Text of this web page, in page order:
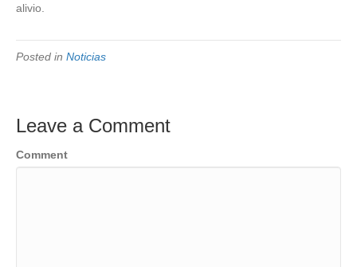
alivio.
Posted in Noticias
Leave a Comment
Comment